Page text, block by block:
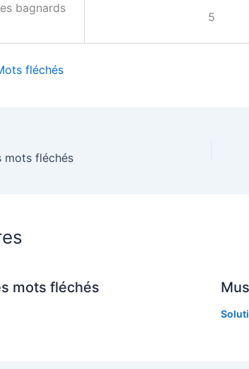
bagnards
5
fléchés
mots fléchés
mots fléchés